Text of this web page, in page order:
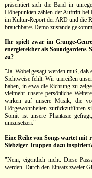
präsentiert sich die Band in
Höhepunkten zählen der Auftritt bei
im Kultur-Report der ARD und die
brauchbares Demo zustande
Ihr spielt zwar im Grunge-
energiereicher als
zu?
"Ja. Wobei gesagt werden muß, daß
Sichtweise fehlt. Wir umreißen
haben, in etwa die Richtung zu
vielmehr unsere persönliche
wirken auf unsere Musik, die
Hörgewohnheiten zurückzuführen
Somit ist unsere Phantasie
umzusetzen."
Eine Reihe von Songs wartet mit
Siebziger-Truppen dazu
"Nein, eigentlich nicht. Diese
werden. Durch den Einsatz zweier